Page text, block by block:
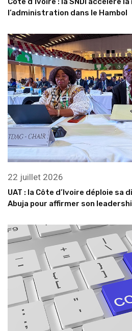
l’administration dans le Hambol
22 juillet 2026
UAT : la Côte d’Ivoire déploie sa
Abuja pour affirmer son